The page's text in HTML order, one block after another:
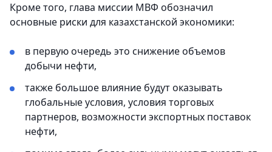
Кроме того, глава миссии МВФ обозначил
основные риски для казахстанской экономики:
в первую очередь это снижение объемов
добычи нефти,
также большое влияние будут оказывать
глобальные условия, условия торговых
партнеров, возможности экспортных поставок
нефти,